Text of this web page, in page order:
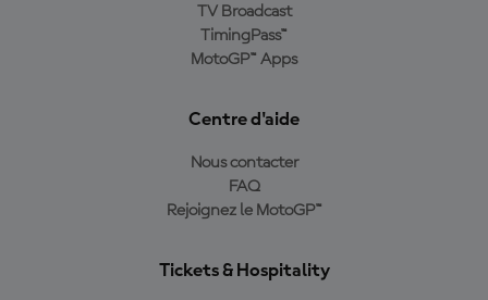
TV Broadcast
TimingPass™
MotoGP™ Apps
Centre d'aide
Nous contacter
FAQ
Rejoignez le MotoGP™
Tickets & Hospitality